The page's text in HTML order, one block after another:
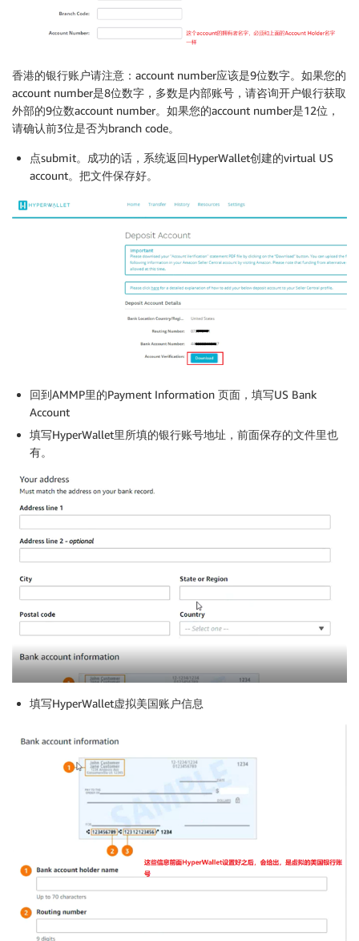
香港的银行账户请注意：account number应该是9位数字。如果您的
account number是8位数字，多数是内部账号，请咨询开户银行获取
外部的9位数account number。如果您的account number是12位，
请确认前3位是否为branch code。
点submit。成功的话，系统返回HyperWallet创建的virtual US
account。把文件保存好。
回到AMMP里的Payment Information 页面，填写US Bank
Account
填写HyperWallet里所填的银行账号地址，前面保存的文件里也
有。
填写HyperWallet虚拟美国账户信息